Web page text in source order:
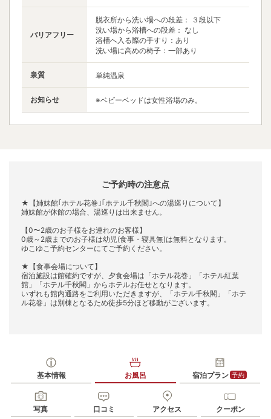
バリアフリー
脱衣所から洗い場への段差： ３段以下
洗い場から浴槽への段差： なし
浴槽へ入る際の手すり：あり
洗い場に高めの椅子：一部あり
泉質 単純温泉
お知らせ ※ベビーベッドは女性浴場のみ。
ご予約時の注意点
★【姉妹館｢ホテル花巻｣｢ホテル千秋閣｣への湯巡りについて】
姉妹館が休館の場合、湯巡りは出来ません。
【0〜2歳のお子様をお連れのお客様】
0歳～2歳までのお子様は幼児(食事・寝具無)は無料となります。
ゆこゆこ予約センターにてご予約ください。
★【食事会場について】
宿泊施設は館確約ですが、夕食会場は「ホテル花巻」「ホテル紅葉
館」「ホテル千秋閣」からホテルお任せとなります。
いずれも館内通路をご利用いただきますが、「ホテル千秋閣」「ホテ
ル花巻」は別棟となるため徒歩5分ほど移動がございます。
基本情報 お風呂 宿泊プラン 予約
写真 口コミ アクセス クーポン